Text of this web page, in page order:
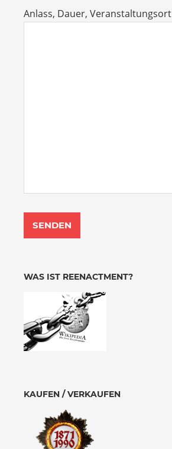
Anlass, Dauer, Veranstaltungsort
WAS IST REENACTMENT?
KAUFEN / VERKAUFEN